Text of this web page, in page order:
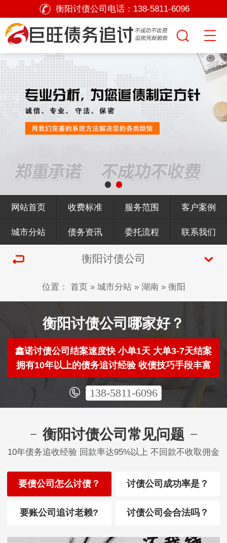
衡阳讨债公司电话： 138-5811-6096
网站首页 收费标准 服务范围 客户案例
城市分站 债务资讯 委托流程 联系我们
衡阳讨债公司
位置： 首页» 城市分站» 湖南» 衡阳
衡阳讨债公司哪家好？
鑫诺讨债公司结案速度快 小单1天 大单3-7天结案
拥有10年以上的债务追讨经验 收债技巧手段丰富
138-5811-6096
衡阳讨债公司常见问题
10年债务追收经验 回款率达95%以上 不回款不收取佣金
要债公司怎么讨债？ 讨债公司成功率是？
要账公司追讨老赖? 讨债公司会合法吗？